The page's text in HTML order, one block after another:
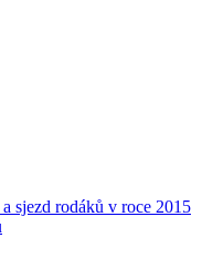
sjezd rodáků v roce 2015